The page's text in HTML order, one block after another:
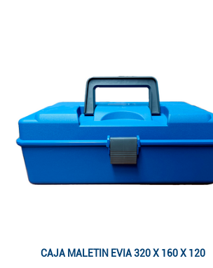
CAJA MALETIN EVIA 320 X 160 X 120